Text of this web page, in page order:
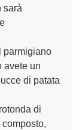
sarà
parmigiano
avete un
di patata
di